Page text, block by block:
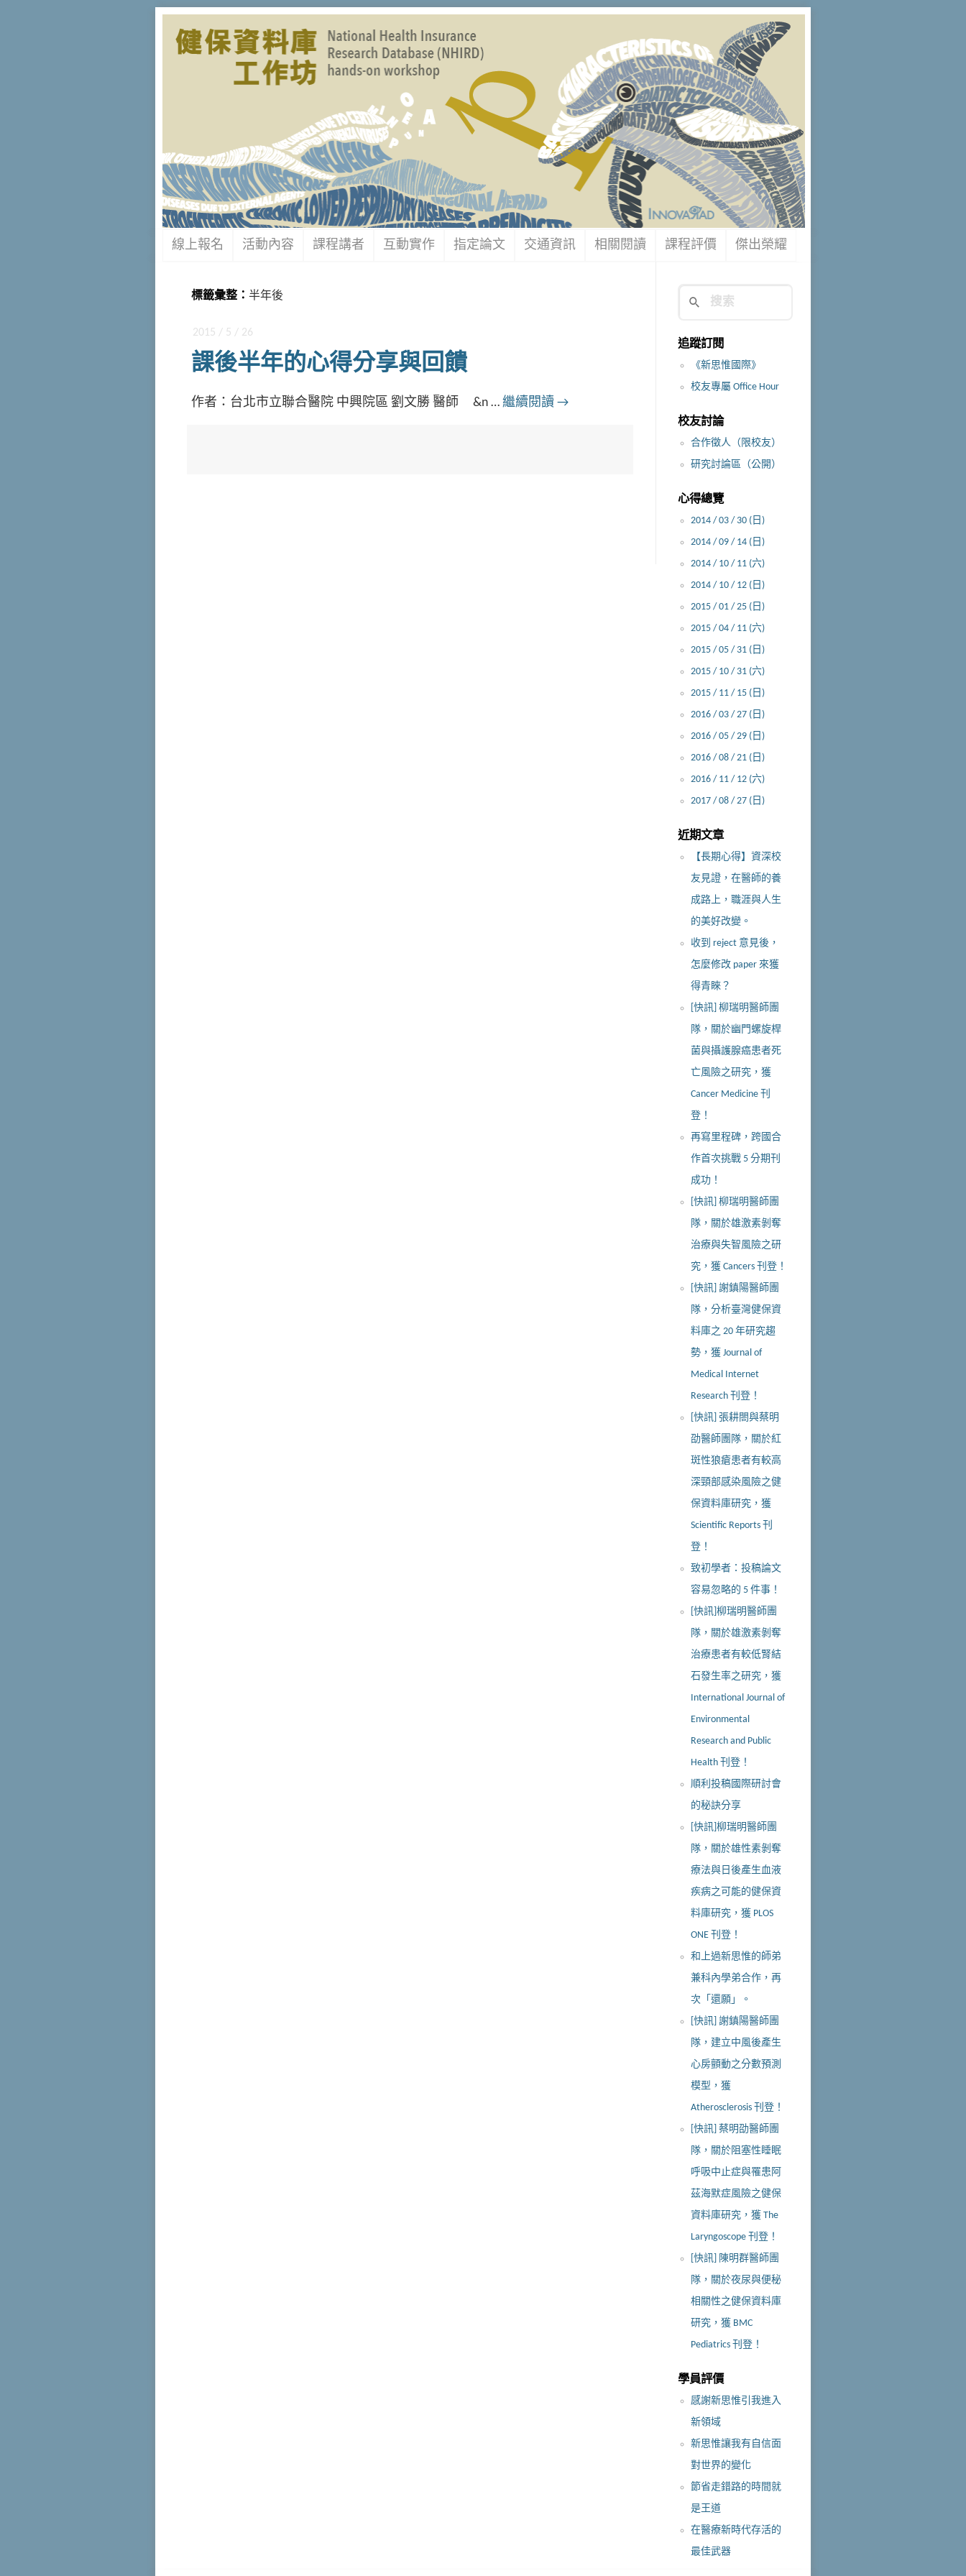
線上報名 活動內容 課程講者 互動實作 指定論文 交通資訊 相關閱讀 課程評價 傑出榮耀
標籤彙整： 半年後
2015 / 5 / 26
課後半年的心得分享與回饋
作者：台北市立聯合醫院 中興院區 劉文勝 醫師 &n … 繼續閱讀 →
追蹤訂閱
《新思惟國際》
校友專屬 Office Hour
校友討論
合作徵人（限校友）
研究討論區（公開）
心得總覽
2014 / 03 / 30 (日)
2014 / 09 / 14 (日)
2014 / 10 / 11 (六)
2014 / 10 / 12 (日)
2015 / 01 / 25 (日)
2015 / 04 / 11 (六)
2015 / 05 / 31 (日)
2015 / 10 / 31 (六)
2015 / 11 / 15 (日)
2016 / 03 / 27 (日)
2016 / 05 / 29 (日)
2016 / 08 / 21 (日)
2016 / 11 / 12 (六)
2017 / 08 / 27 (日)
近期文章
【長期心得】資深校
友見證，在醫師的養
成路上，職涯與人生
的美好改變。
收到 reject 意見後，
怎麼修改 paper 來獲
得青睞？
[快訊] 柳瑞明醫師團
隊，關於幽門螺旋桿
菌與攝護腺癌患者死
亡風險之研究，獲
Cancer Medicine 刊
登！
再寫里程碑，跨國合
作首次挑戰 5 分期刊
成功！
[快訊] 柳瑞明醫師團
隊，關於雄激素剝奪
治療與失智風險之研
究，獲 Cancers 刊登！
[快訊] 謝鎮陽醫師團
隊，分析臺灣健保資
料庫之 20 年研究趨
勢，獲 Journal of
Medical Internet
Research 刊登！
[快訊] 張耕閤與蔡明
劭醫師團隊，關於紅
斑性狼瘡患者有較高
深頸部感染風險之健
保資料庫研究，獲
Scientific Reports 刊
登！
致初學者：投稿論文
容易忽略的 5 件事！
[快訊]柳瑞明醫師團
隊，關於雄激素剝奪
治療患者有較低腎結
石發生率之研究，獲
International Journal of
Environmental
Research and Public
Health 刊登！
順利投稿國際研討會
的秘訣分享
[快訊]柳瑞明醫師團
隊，關於雄性素剝奪
療法與日後產生血液
疾病之可能的健保資
料庫研究，獲 PLOS
ONE 刊登！
和上過新思惟的師弟
兼科內學弟合作，再
次「還願」。
[快訊] 謝鎮陽醫師團
隊，建立中風後產生
心房顫動之分數預測
模型，獲
Atherosclerosis 刊登！
[快訊] 蔡明劭醫師團
隊，關於阻塞性睡眠
呼吸中止症與罹患阿
茲海默症風險之健保
資料庫研究，獲 The
Laryngoscope 刊登！
[快訊] 陳明群醫師團
隊，關於夜尿與便秘
相關性之健保資料庫
研究，獲 BMC
Pediatrics 刊登！
學員評價
感謝新思惟引我進入
新領域
新思惟讓我有自信面
對世界的變化
節省走錯路的時間就
是王道
在醫療新時代存活的
最佳武器